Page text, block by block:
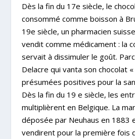
Dès la fin du 17e siècle, le
consommé comme boisson à
19e siècle, un pharmacien
vendit comme médicament : la
servait à dissimuler le goût.
Delacre qui vanta son chocolat
présumées positives pour la
Dès la fin du 19 e siècle, les
multiplièrent en Belgique. La
déposée par Neuhaus en 1883
vendirent pour la première fois